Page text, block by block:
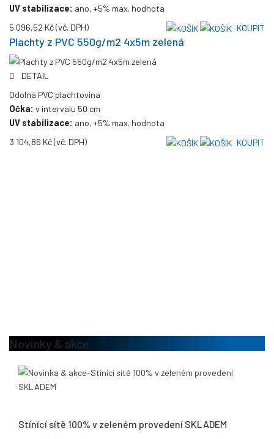
UV stabilizace: ano, +5% max. hodnota
5 096,52 Kč(vč. DPH) KOUPIT
Plachty z PVC 550g/m2 4x5m zelená
DETAIL
Odolná PVC plachtovina
Očka: v intervalu 50 cm
UV stabilizace: ano, +5% max. hodnota
3 104,86 Kč(vč. DPH) KOUPIT
Novinky & akce
Stínící sítě 100% v zeleném provedení SKLADEM